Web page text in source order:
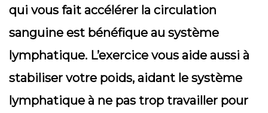
qui vous fait accélérer la circulation
sanguine est bénéfique au système
lymphatique. L’exercice vous aide aussi à
stabiliser votre poids, aidant le système
lymphatique à ne pas trop travailler pour